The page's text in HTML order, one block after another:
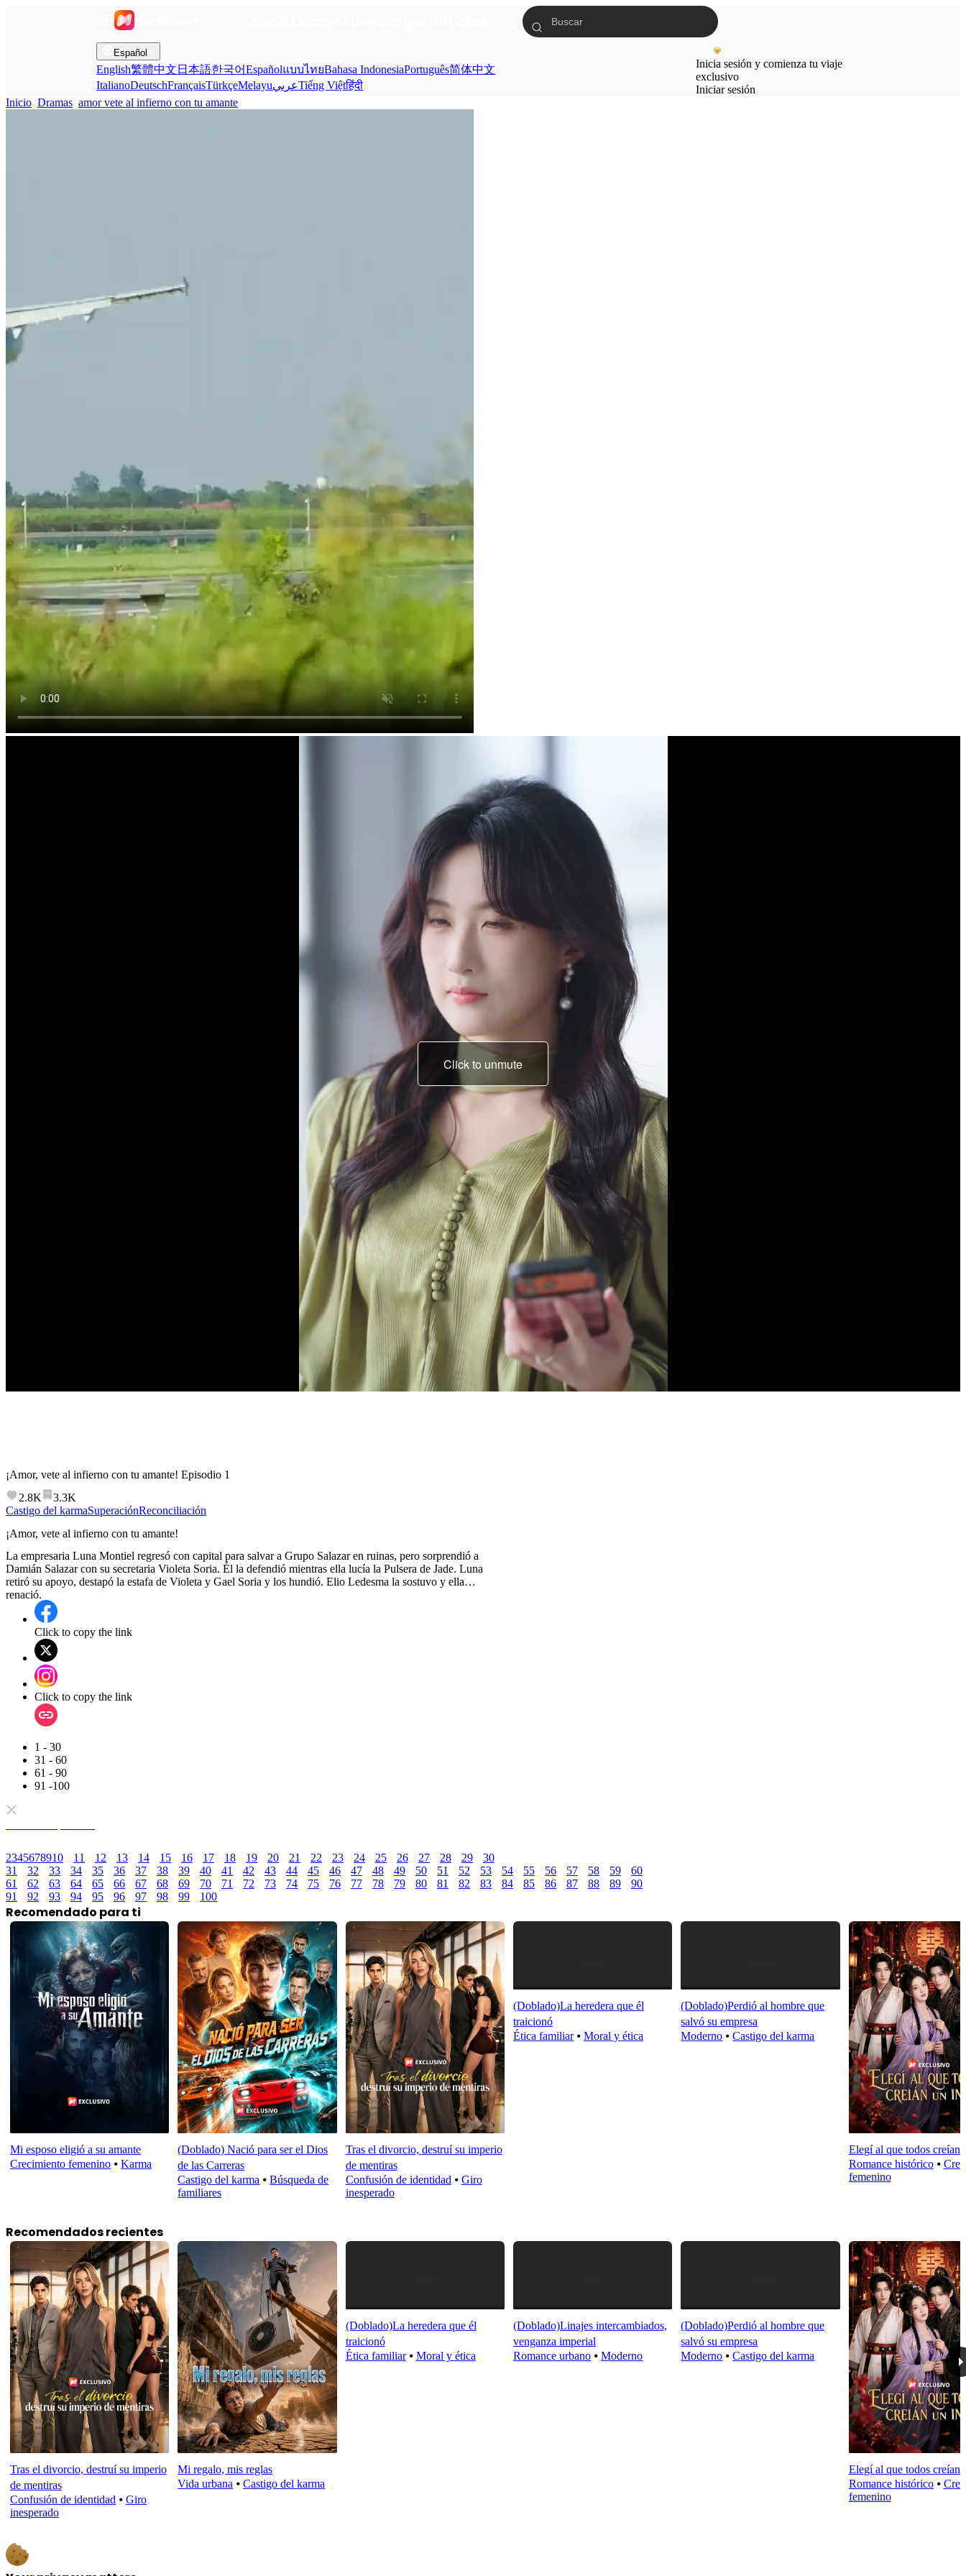
Español
English繁體中文 日本語한국어EspañolแบบไทยBahasa IndonesiaPortuguês简体中文
ItalianoDeutschFrançaisTürkçeMelayuعربيTiếng Việtहिंदी
Inicia sesión y comienza tu viaje
exclusivo
Iniciar sesión
Inicio Dramas amor vete al infierno con tu amante
Click to unmute
¡Amor, vete al infierno con tu amante! Episodio 1
2.8K
3.3K
Castigo del karmaSuperaciónReconciliación
¡Amor, vete al infierno con tu amante!
La empresaria Luna Montiel regresó con capital para salvar a Grupo Salazar en ruinas, pero sorprendió a
Damián Salazar con su secretaria Violeta Soria. Él la defendió mientras ella lucía la Pulsera de Jade. Luna
retiró su apoyo, destapó la estafa de Violeta y Gael Soria y los hundió. Elio Ledesma la sostuvo y ella
renació.
Click to copy the link
Click to copy the link
1 - 30
31 - 60
61 - 90
91 -100
2345678910 11 12 13 14 15 16 17 18 19 20 21 22 23 24 25 26 27 28 29
30
31
32 33 34 35 36 37 38 39 40 41 42 43 44 45 46 47 48 49 50 51 52 53 54 55 56 57 58 59
60
61
62 63 64 65 66 67 68 69 70 71 72 73 74 75 76 77 78 79 80 81 82 83 84 85 86 87 88 89
90
91
92 93 94 95 96 97 98 99 100
Recomendado para ti
Mi esposo eligió a su amante
Crecimiento femenino ⦁ Karma
(Doblado) Nació para ser el Dios
de las Carreras
Castigo del karma ⦁Búsqueda de
familiares
Tras el divorcio, destruí su imperio
de mentiras
Confusión de identidad ⦁ Giro
inesperado
(Doblado)La heredera que él
traicionó
Ética familiar⦁ Moral y ética
(Doblado)Perdió al hombre que
salvó su empresa
Moderno ⦁Castigo del karma
Elegí al que todos creían
Romance histórico⦁
femenino
Recomendados recientes
Tras el divorcio, destruí su imperio
de mentiras
Confusión de identidad ⦁ Giro
inesperado
Mi regalo, mis reglas
Vida urbana ⦁Castigo del karma
(Doblado)La heredera que él
traicionó
Ética familiar⦁ Moral y ética
(Doblado)Linajes intercambiados,
venganza imperial
Romance urbano⦁ Moderno
(Doblado)Perdió al hombre que
salvó su empresa
Moderno ⦁Castigo del karma
Elegí al que todos creían
Romance histórico⦁
femenino